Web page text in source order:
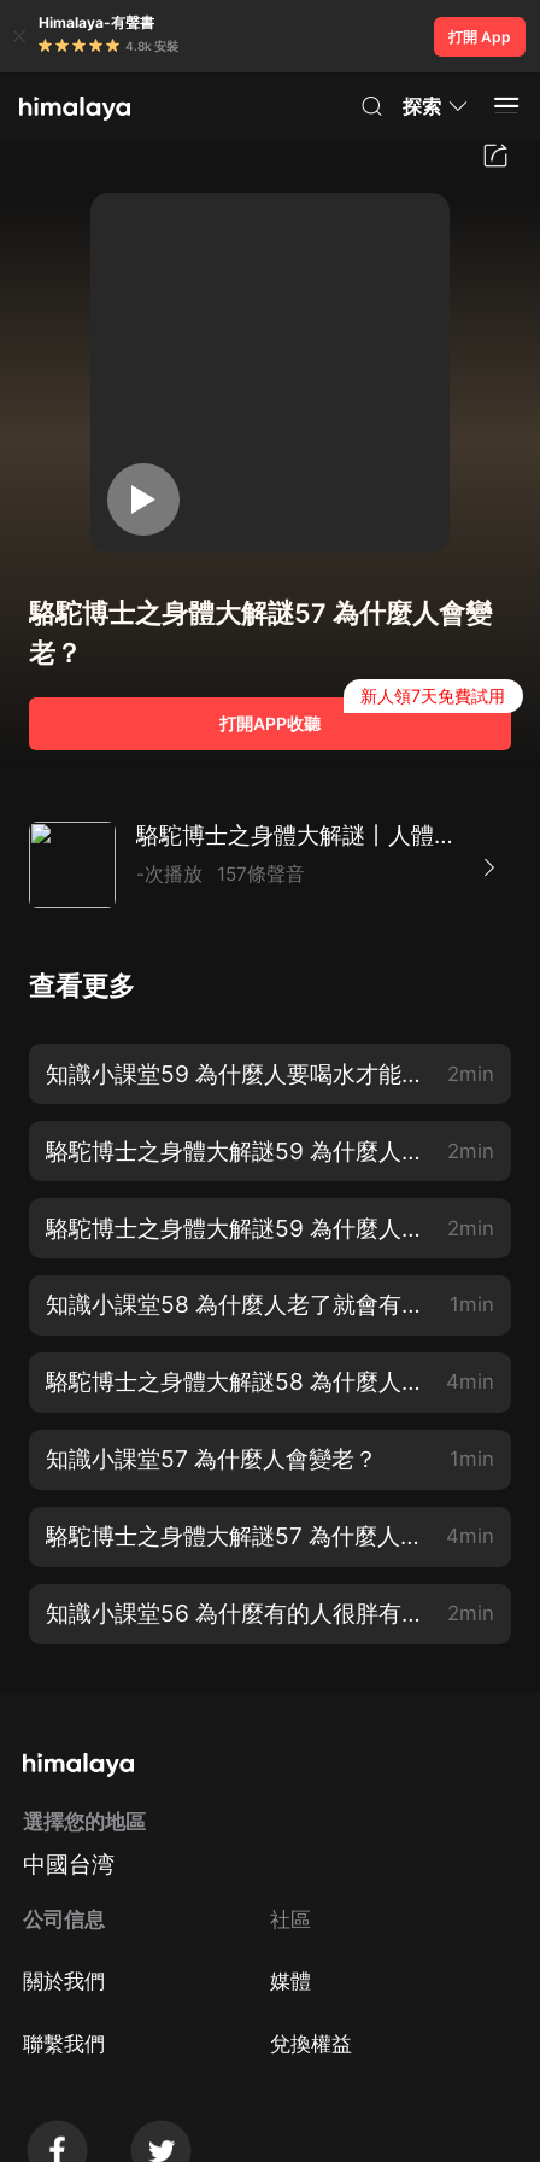
Himalaya-有聲書
4.8k 安裝
打開 App
探索
駱駝博士之身體大解謎57 為什麼人會變
老？
打開APP收聽
新人領7天免費試用
駱駝博士之身體大解謎丨人體百科
-次播放 157條聲音
查看更多
知識小課堂59 為什麼人要喝水才能活？（完） 2min
駱駝博士之身體大解謎59 為什麼人要喝水才能活？（下） 2min
駱駝博士之身體大解謎59 為什麼人要喝水才能活？（上） 2min
知識小課堂58 為什麼人老了就會有白頭發？ 1min
駱駝博士之身體大解謎58 為什麼人老了以后會有白頭發？ 4min
知識小課堂57 為什麼人會變老？ 1min
駱駝博士之身體大解謎57 為什麼人會變老？ 4min
知識小課堂56 為什麼有的人很胖有的很瘦呢？ 2min
選擇您的地區
中國台湾
公司信息
關於我們
聯繫我們
社區
媒體
兌換權益